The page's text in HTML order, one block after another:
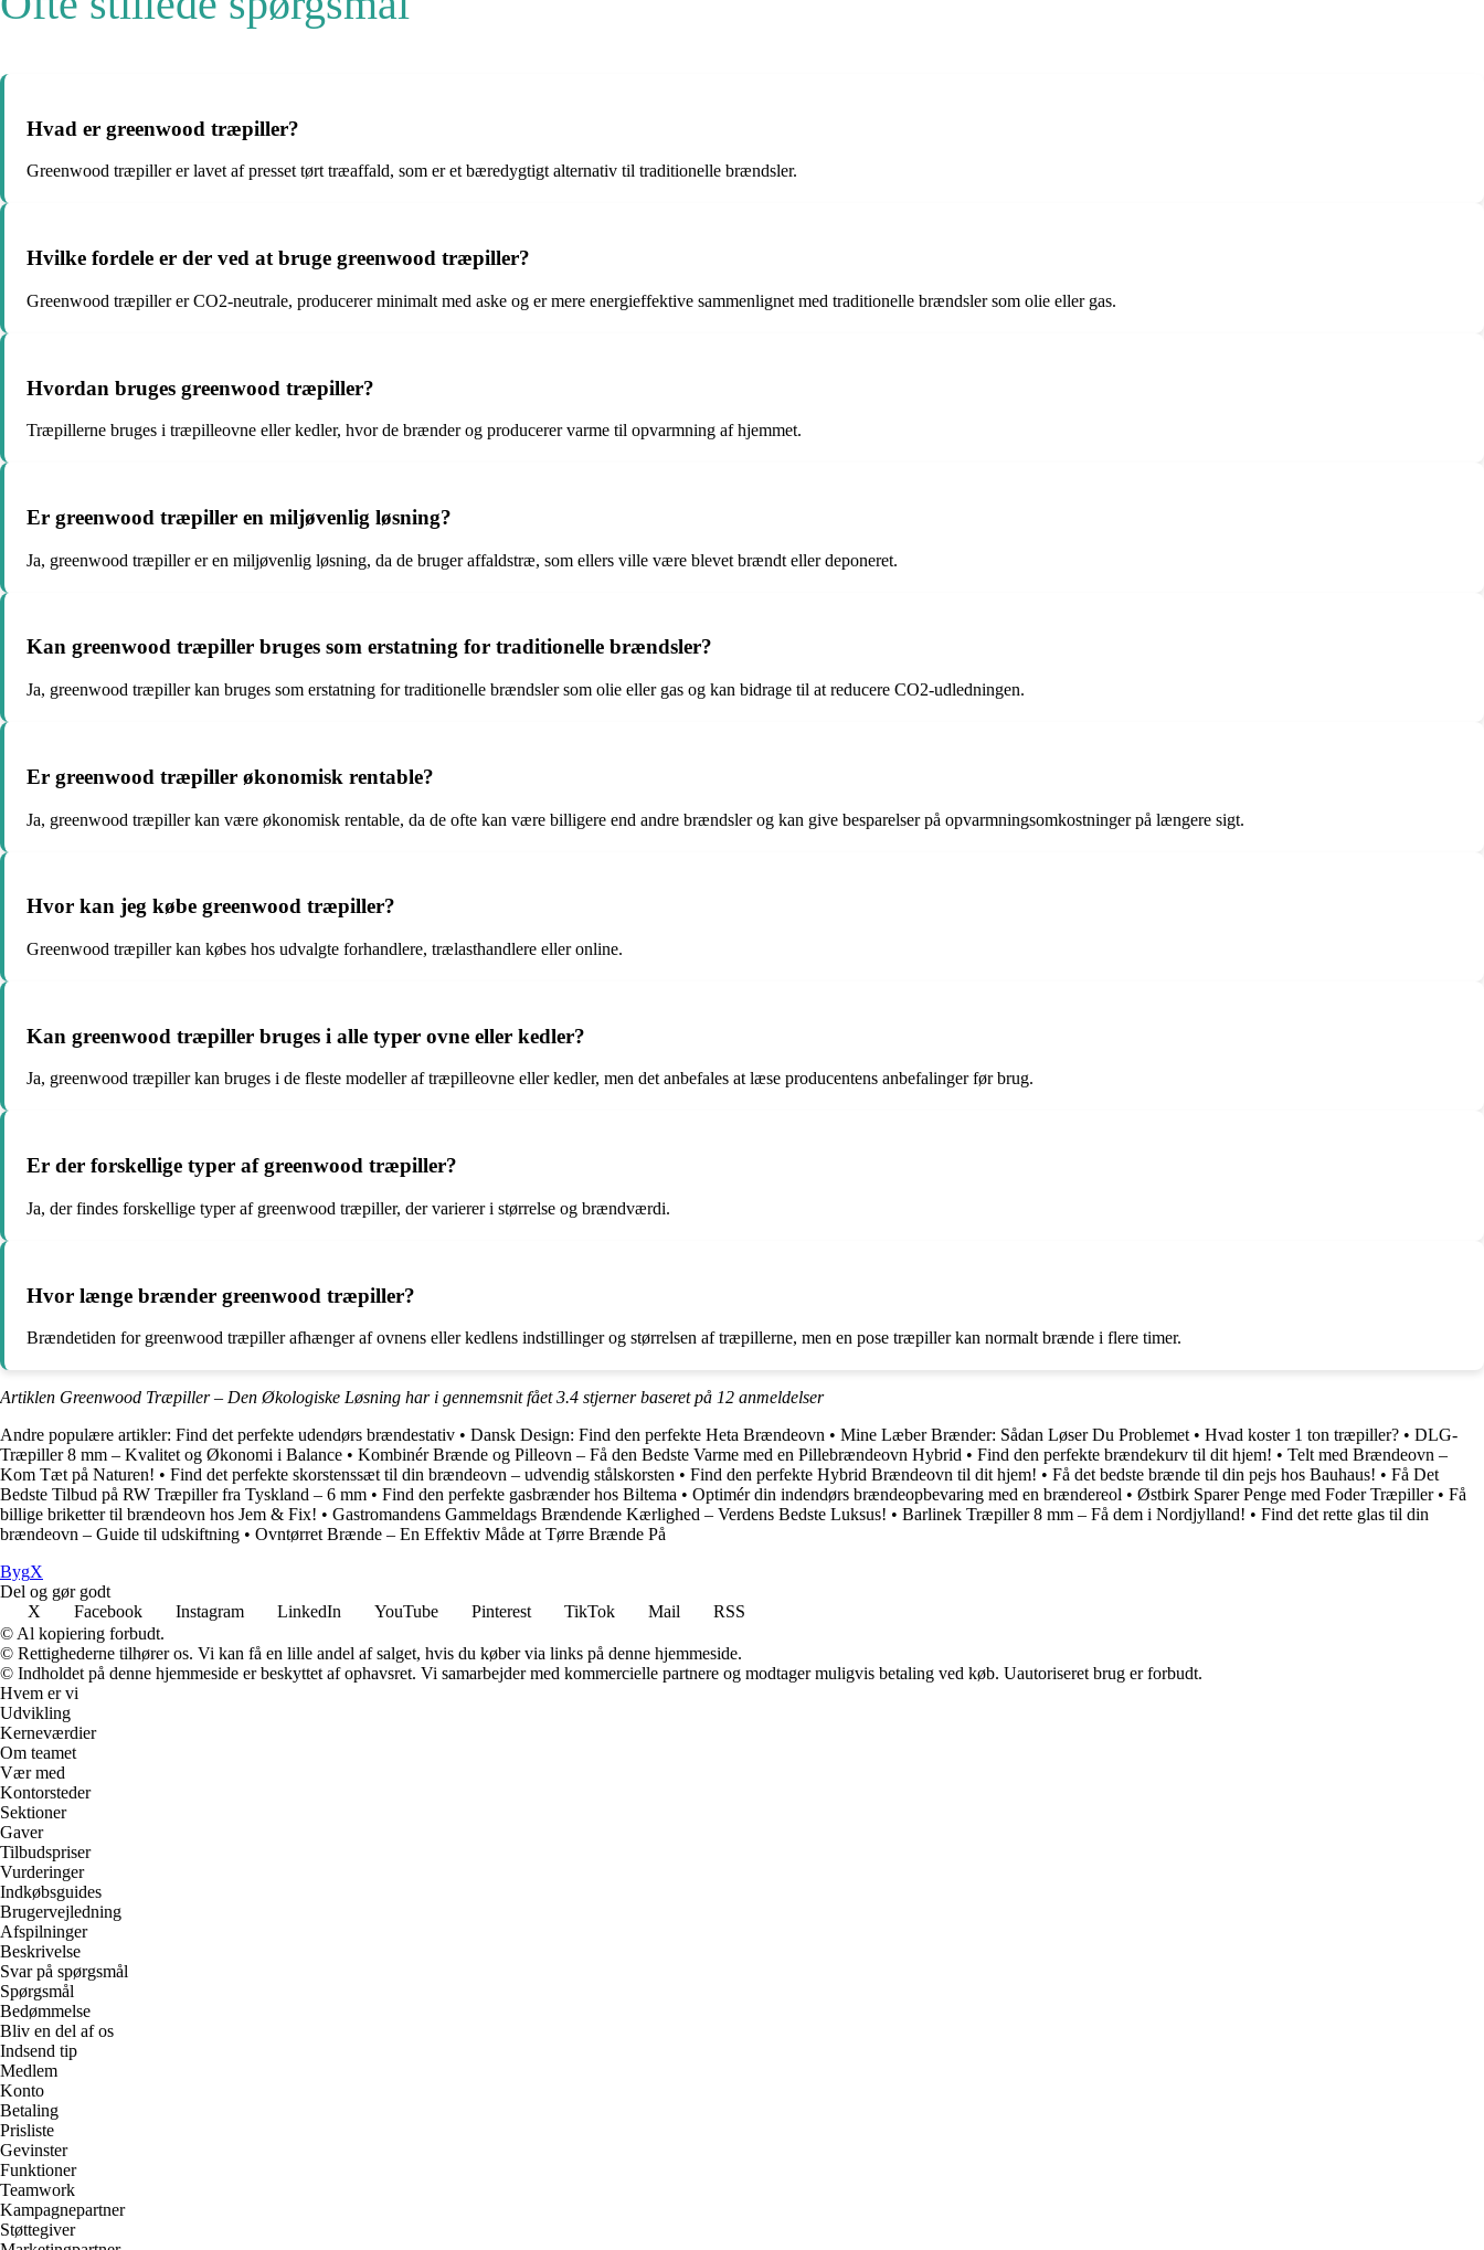
Hvad er greenwood træpiller?
Greenwood træpiller er lavet af presset tørt træaffald, som er et bæredygtigt alternativ til traditionelle brændsler.
Hvilke fordele er der ved at bruge greenwood træpiller?
Greenwood træpiller er CO2-neutrale, producerer minimalt med aske og er mere energieffektive sammenlignet med traditionelle brændsler som olie eller gas.
Hvordan bruges greenwood træpiller?
Træpillerne bruges i træpilleovne eller kedler, hvor de brænder og producerer varme til opvarmning af hjemmet.
Er greenwood træpiller en miljøvenlig løsning?
Ja, greenwood træpiller er en miljøvenlig løsning, da de bruger affaldstræ, som ellers ville være blevet brændt eller deponeret.
Kan greenwood træpiller bruges som erstatning for traditionelle brændsler?
Ja, greenwood træpiller kan bruges som erstatning for traditionelle brændsler som olie eller gas og kan bidrage til at reducere CO2-udledningen.
Er greenwood træpiller økonomisk rentable?
Ja, greenwood træpiller kan være økonomisk rentable, da de ofte kan være billigere end andre brændsler og kan give besparelser på opvarmningsomkostninger på længere sigt.
Hvor kan jeg købe greenwood træpiller?
Greenwood træpiller kan købes hos udvalgte forhandlere, trælasthandlere eller online.
Kan greenwood træpiller bruges i alle typer ovne eller kedler?
Ja, greenwood træpiller kan bruges i de fleste modeller af træpilleovne eller kedler, men det anbefales at læse producentens anbefalinger før brug.
Er der forskellige typer af greenwood træpiller?
Ja, der findes forskellige typer af greenwood træpiller, der varierer i størrelse og brændværdi.
Hvor længe brænder greenwood træpiller?
Brændetiden for greenwood træpiller afhænger af ovnens eller kedlens indstillinger og størrelsen af træpillerne, men en pose træpiller kan normalt brænde i flere timer.
Artiklen Greenwood Træpiller – Den Økologiske Løsning har i gennemsnit fået3.4 stjerner baseret på 12 anmeldelser
Andre populære artikler: Find det perfekte udendørs brændestativ • Dansk Design: Find den perfekte Heta Brændeovn • Mine Læber Brænder: Sådan Løser Du Problemet • Hvad koster 1 ton træpiller? • DLG-
Træpiller 8 mm – Kvalitet og Økonomi i Balance • Kombinér Brænde og Pilleovn – Få den Bedste Varme med en Pillebrændeovn Hybrid • Find den perfekte brændekurv til dit hjem! • Telt med Brændeovn –
Kom Tæt på Naturen! • Find det perfekte skorstenssæt til din brændeovn – udvendig stålskorsten • Find den perfekte Hybrid Brændeovn til dit hjem! • Få det bedste brænde til din pejs hos Bauhaus! • Få Det
Bedste Tilbud på RW Træpiller fra Tyskland – 6 mm • Find den perfekte gasbrænder hos Biltema • Optimér din indendørs brændeopbevaring med en brændereol • Østbirk Sparer Penge med Foder Træpiller• Få
billige briketter til brændeovn hos Jem & Fix! • Gastromandens Gammeldags Brændende Kærlighed – Verdens Bedste Luksus! • Barlinek Træpiller 8 mm – Få dem i Nordjylland! • Find det rette glas til din
brændeovn – Guide til udskiftning • Ovntørret Brænde – En Effektiv Måde at Tørre Brænde På
BygX
Del og gør godt
X
Facebook Instagram LinkedIn YouTube Pinterest TikTok Mail
RSS
© Al kopiering forbudt.
© Rettighederne tilhører os. Vi kan få en lille andel af salget, hvis du køber via links på denne hjemmeside.
© Indholdet på denne hjemmeside er beskyttet af ophavsret. Vi samarbejder med kommercielle partnere og modtager muligvis betaling ved køb. Uautoriseret brug er forbudt.
Hvem er vi
Udvikling
Kerneværdier
Om teamet
Vær med
Kontorsteder
Sektioner
Gaver
Tilbudspriser
Vurderinger
Indkøbsguides
Brugervejledning
Afspilninger
Beskrivelse
Svar på spørgsmål
Spørgsmål
Bedømmelse
Bliv en del af os
Indsend tip
Medlem
Konto
Betaling
Prisliste
Gevinster
Funktioner
Teamwork
Kampagnepartner
Støttegiver